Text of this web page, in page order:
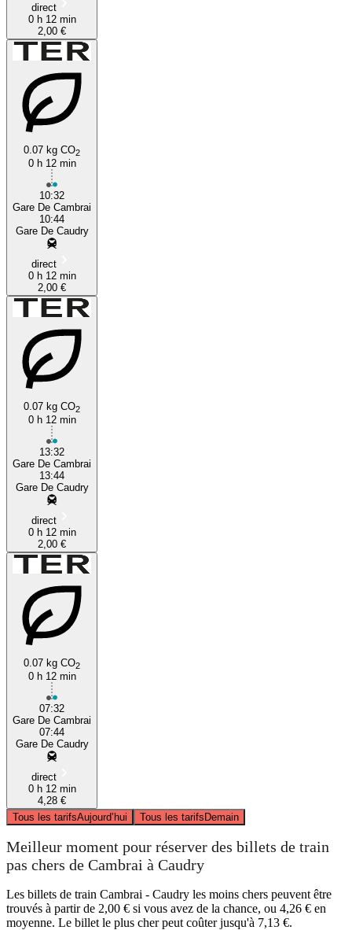
direct
0 h 12 min
2,00 €
0.07 kg CO2
0 h 12 min
10:32
Gare De Cambrai
10:44
Gare De Caudry
direct
0 h 12 min
2,00 €
0.07 kg CO2
0 h 12 min
13:32
Gare De Cambrai
13:44
Gare De Caudry
direct
0 h 12 min
2,00 €
0.07 kg CO2
0 h 12 min
07:32
Gare De Cambrai
07:44
Gare De Caudry
direct
0 h 12 min
4,28 €
Tous les tarifsAujourd’hui Tous les tarifsDemain
Meilleur moment pour réserver des billets de train
pas chers de Cambrai à Caudry
Les billets de train Cambrai - Caudry les moins chers peuvent être
trouvés à partir de 2,00 € si vous avez de la chance, ou 4,26 € en
moyenne. Le billet le plus cher peut coûter jusqu'à 7,13 €.